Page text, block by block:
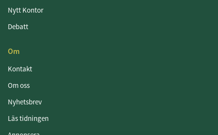
Nytt Kontor
Debatt
Om
Kontakt
Om oss
Nyhetsbrev
Läs tidningen